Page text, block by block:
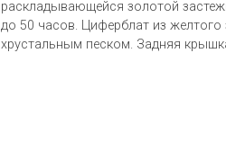
раскладывающейся золотой
до 50 часов. Циферблат из желтого
хрустальным песком. Задняя